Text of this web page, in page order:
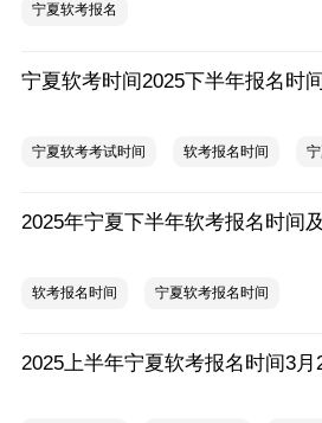
宁夏软考报名
宁夏软考考试时间 软考报名时间
2025年宁夏下半年软考报名时间
软考报名时间 宁夏软考报名时间
2025上半年宁夏软考报名时间3月